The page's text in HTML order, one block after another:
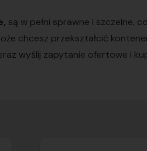
są w pełni sprawne i szczelne,
chcesz przekształcić
wyślij zapytanie ofertowe i